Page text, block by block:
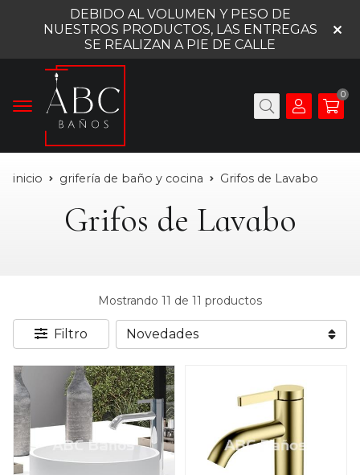
DEBIDO AL VOLUMEN Y PESO DE
NUESTROS PRODUCTOS, LAS ENTREGAS
SE REALIZAN A PIE DE CALLE
0
inicio grifería de baño y cocina Grifos de Lavabo
Grifos de Lavabo
Mostrando 11 de 11 productos
Filtro